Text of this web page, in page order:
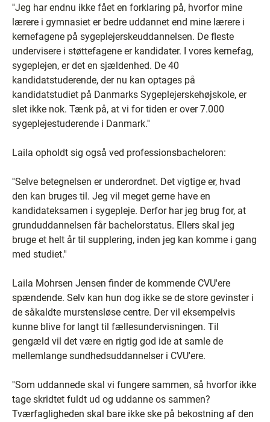
''Jeg har endnu ikke fået en forklaring på, hvorfor mine
lærere i gymnasiet er bedre uddannet end mine lærere i
kernefagene på sygeplejerskeuddannelsen. De fleste
undervisere i støttefagene er kandidater. I vores kernefag,
sygeplejen, er det en sjældenhed. De 40
kandidatstuderende, der nu kan optages på
kandidatstudiet på Danmarks Sygeplejerskehøjskole, er
slet ikke nok. Tænk på, at vi for tiden er over 7.000
sygeplejestuderende i Danmark.''
Laila opholdt sig også ved professionsbacheloren:
''Selve betegnelsen er underordnet. Det vigtige er, hvad
den kan bruges til. Jeg vil meget gerne have en
kandidateksamen i sygepleje. Derfor har jeg brug for, at
grunduddannelsen får bachelorstatus. Ellers skal jeg
bruge et helt år til supplering, inden jeg kan komme i gang
med studiet.''
Laila Mohrsen Jensen finder de kommende CVU'ere
spændende. Selv kan hun dog ikke se de store gevinster i
de såkaldte murstensløse centre. Der vil eksempelvis
kunne blive for langt til fællesundervisningen. Til
gengæld vil det være en rigtig god ide at samle de
mellemlange sundhedsuddannelser i CVU'ere.
''Som uddannede skal vi fungere sammen, så hvorfor ikke
tage skridtet fuldt ud og uddanne os sammen?
Tværfagligheden skal bare ikke ske på bekostning af den